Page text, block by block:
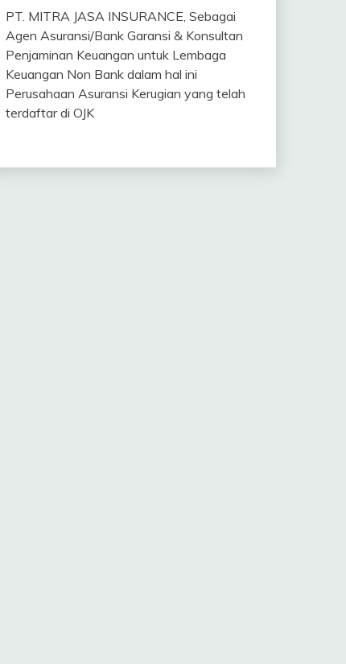
PT. MITRA JASA INSURANCE, Sebagai
Agen Asuransi/Bank Garansi & Konsultan
Penjaminan Keuangan untuk Lembaga
Keuangan Non Bank dalam hal ini
Perusahaan Asuransi Kerugian yang telah
terdaftar di OJK